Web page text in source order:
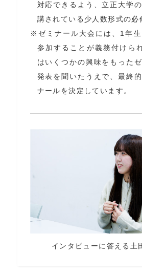
対応できるよう、立正大学
講されている少人数形式の必
ゼミナール大会には、1年
参加することが義務付けら
はいくつかの興味をもった
発表を聞いたうえで、最終
ナールを決定しています。
インタビューに答える土